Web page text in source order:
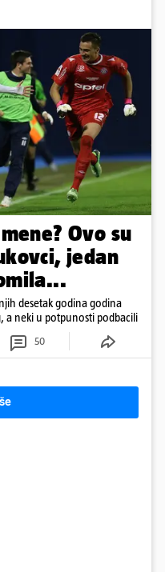
Ovo su
jedan
desetak godina godina
a neki u potpunosti podbacili
50